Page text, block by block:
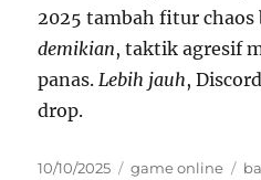
2025 tambah fitur chaos
demikian, taktik agresif
panas.Lebih jauh,
drop.
Posted
10/10/2025 Categories
game online